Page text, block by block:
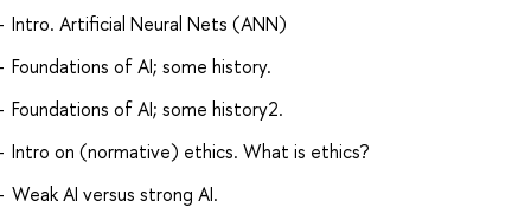
Intro. Artificial Neural Nets (ANN)
Foundations of AI; some history.
Foundations of AI; some history2.
Intro on (normative) ethics. What is ethics?
Weak AI versus strong AI.